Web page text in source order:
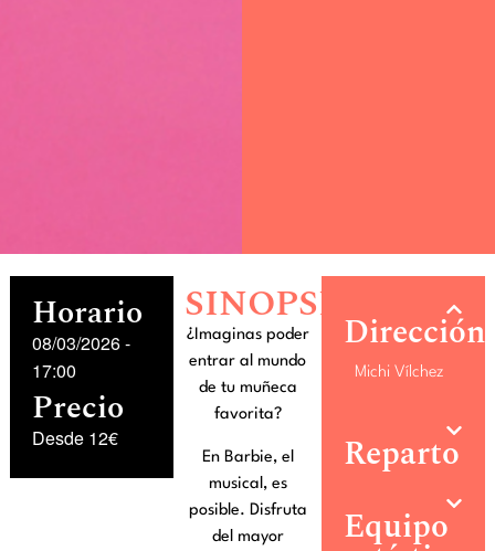
Horario
08/03/2026-
17:00
Precio
Desde 12€
SINOPSIS
¿Imaginas poder
entrar al mundo
de tu muñeca
favorita?
En Barbie, el
musical, es
posible. Disfruta
del mayor
Dirección
Michi Vílchez
Reparto
Equipo